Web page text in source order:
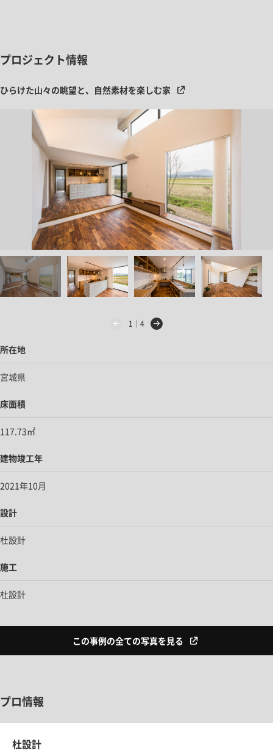
プロジェクト情報
ひらけた山々の眺望と、自然素材を楽しむ家
1｜4
所在地
宮城県
床面積
117.73㎡
建物竣工年
2021年10月
設計
杜設計
施工
杜設計
この事例の全ての写真を見る
プロ情報
杜設計